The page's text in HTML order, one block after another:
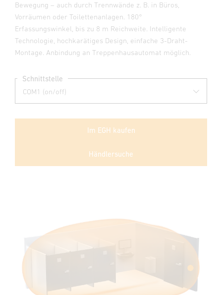
Bewegung – auch durch Trennwände z. B. in Büros,
Vorräumen oder Toilettenanlagen. 180°
Erfassungswinkel, bis zu 8 m Reichweite. Intelligente
Technologie, hochkarätiges Design, einfache 3-Draht-
Montage. Anbindung an Treppenhausautomat möglich.
Schnittstelle
Im EGH kaufen
Händlersuche